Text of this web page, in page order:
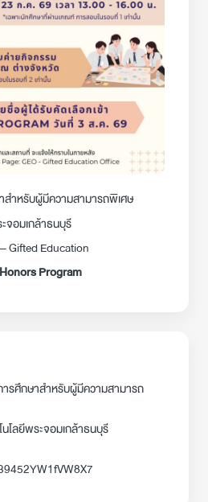
สำหรับผู้มีความสามารถพิเศษ
จอมเกล้าธนบุรี
Gifted Education
Program
รศึกษาสำหรับผู้มีความสามารถ
โลยีพระจอมเกล้าธนบุรี